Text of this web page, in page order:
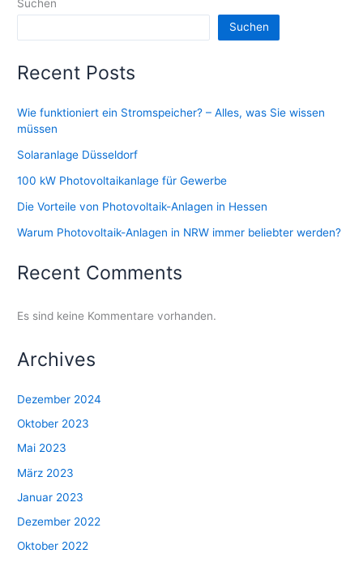
Suchen
Suchen
Recent Posts
Wie funktioniert ein Stromspeicher? – Alles, was Sie wissen
müssen
Solaranlage Düsseldorf
100 kW Photovoltaikanlage für Gewerbe
Die Vorteile von Photovoltaik-Anlagen in Hessen
Warum Photovoltaik-Anlagen in NRW immer beliebter werden?
Recent Comments
Es sind keine Kommentare vorhanden.
Archives
Dezember 2024
Oktober 2023
Mai 2023
März 2023
Januar 2023
Dezember 2022
Oktober 2022